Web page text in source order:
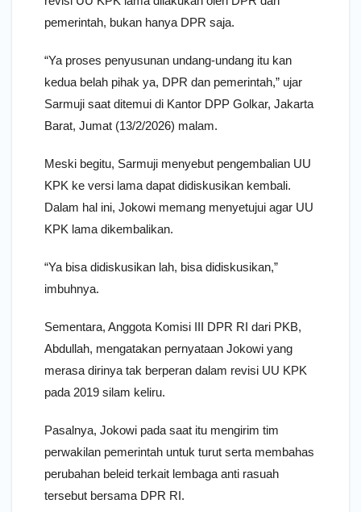
pemerintah, bukan hanya DPR saja.
“Ya proses penyusunan undang-undang itu kan
kedua belah pihak ya, DPR dan pemerintah,” ujar
Sarmuji saat ditemui di Kantor DPP Golkar, Jakarta
Barat, Jumat (13/2/2026) malam.
Meski begitu, Sarmuji menyebut pengembalian UU
KPK ke versi lama dapat didiskusikan kembali.
Dalam hal ini, Jokowi memang menyetujui agar UU
KPK lama dikembalikan.
“Ya bisa didiskusikan lah, bisa didiskusikan,”
imbuhnya.
Sementara, Anggota Komisi III DPR RI dari PKB,
Abdullah, mengatakan pernyataan Jokowi yang
merasa dirinya tak berperan dalam revisi UU KPK
pada 2019 silam keliru.
Pasalnya, Jokowi pada saat itu mengirim tim
perwakilan pemerintah untuk turut serta membahas
perubahan beleid terkait lembaga anti rasuah
tersebut bersama DPR RI.